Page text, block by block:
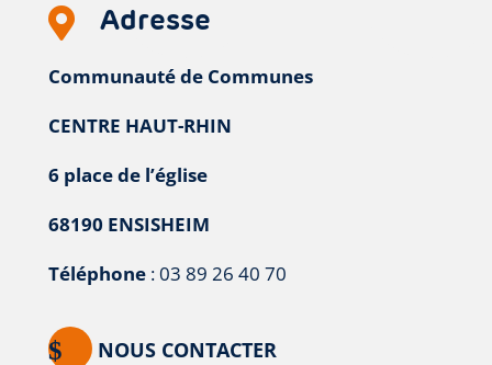
 Adresse
Communauté de Communes
CENTRE HAUT-RHIN
6 place de l’église
68190 ENSISHEIM
Téléphone: 03 89 26 40 70
NOUS CONTACTER